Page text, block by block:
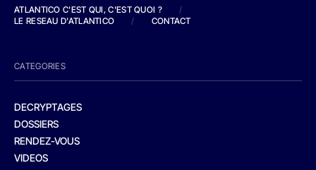
ATLANTICO C'EST QUI, C'EST QUOI ?
/
LE RESEAU D'ATLANTICO
/ CONTACT
CATEGORIES
DECRYPTAGES
DOSSIERS
RENDEZ-VOUS
VIDEOS